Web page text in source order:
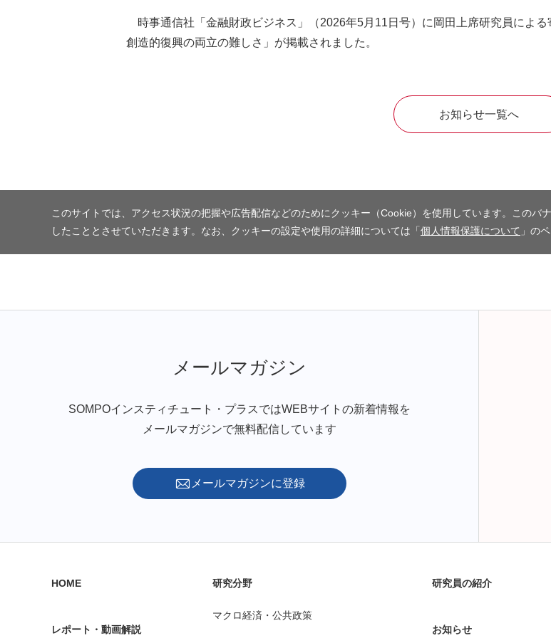
時事通信社「金融財政ビジネス」（2026年5月11日号）に岡田上席研究員によ
創造的復興の両立の難しさ」が掲載されました。
お知らせ一覧へ
このサイトでは、アクセス状況の把握や広告配信などのためにクッキー（Cookie）を使用しています。このバ
したこととさせていただきます。なお、クッキーの設定や使用の詳細については「 個人情報保護について 」の
メールマガジン
SOMPOインスティチュート・プラスではWEBサイトの新着情報を
メールマガジンで無料配信しています
メールマガジンに登録
HOME
レポート・動画解説
研究分野
マクロ経済・公共政策
研究員の紹介
お知らせ